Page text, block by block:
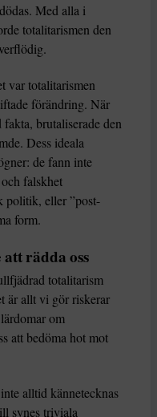
Med alla i
totalitarismen den
var totalitarismen
förändring. När
brutaliserade den
Dess ideala
de fann inte
falskhet
politik, eller ”post-
form.
rädda oss
totalitarism
är allt vi gör riskerar
om
att bedöma hot mot
alltid kännetecknas
synes triviala